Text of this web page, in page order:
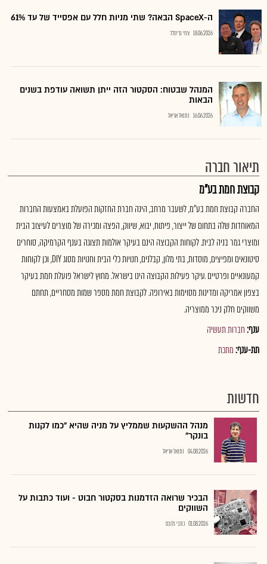
ה-SpaceX הבאה? שתי מניות חלל עם אפסייד של עד 61%
18.06.2026 צחי גרינולד
המנהל שבטוח: הסקטור הזה ייתן תשואה עודפת בשנים
הבאות
16.06.2026 נתנאל אריאל
תיאור חברה
קבוצת חמת בע"מ
החברה קבוצת חמת בע"מ, לשעבר מרחב, הינה חברת החזקות הפועלת באמצעות החברות
המאוחדות שלה בתחום של ייצור, פיתוח, יבוא, שיווק, הפצה ומכירה של מוצרים לעיצוב הבית
ומוצרי גמר בניה לבית. לקוחות הקבוצה הינם בעיקר אולמות תצוגה בענף הקרמיקה, סוחרים
סיטונאים ומפיצים, מוסדות, בתי מלון, קבלנים, חנויות כלי הבית וחנויות מסוג DIY, וכן לקוחות
קמעונאיים ופרטיים .עיקר פעילות הקבוצה הינו בישראל. מחוץ לישראל פועלת חמת בעיקר
בצפון אמריקה ומדינות מסוימות באירופה. לקבוצת חמת מספר שמות מסחריים, תחתם
משווקים חלק ניכר ממוצריה.
ענף:חברות תעשיה
תת-ענף:מתכת
חדשות
מנהל ההשקעות שממליץ על מניה שהיא "כמו לקנות
בונקר"
04.08.2026 נתנאל אריאל
הבכיר שרואה הזדמנות בסקטור חבוט - ועוד כתבות על
השווקים
01.08.2026 כתבי גלובס